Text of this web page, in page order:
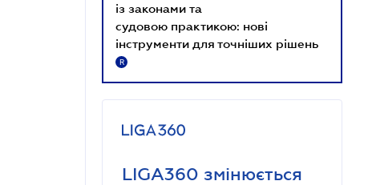
із законами та
судовою практикою: нові
інструменти для точніших рішень
R
LIGA360 змінюється